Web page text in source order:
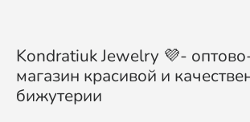
Kondratiuk Jewelry 💜-
магазин красивой и
бижутерии